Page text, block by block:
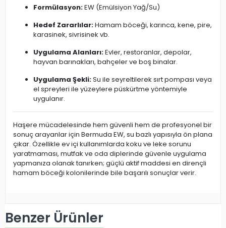
Formülasyon:EW (Emülsiyon Yağ/Su)
Hedef Zararlılar:Hamam böceği, karınca, kene, pire,
karasinek, sivrisinek vb.
Uygulama Alanları:Evler, restoranlar, depolar,
hayvan barınakları, bahçeler ve boş binalar.
Uygulama Şekli:Su ile seyreltilerek sırt pompası veya
el spreyleri ile yüzeylere püskürtme yöntemiyle
uygulanır.
Haşere mücadelesinde hem güvenli hem de profesyonel bir
sonuç arayanlar için Bermuda EW, su bazlı yapısıyla ön plana
çıkar. Özellikle ev içi kullanımlarda koku ve leke sorunu
yaratmaması, mutfak ve oda diplerinde güvenle uygulama
yapmanıza olanak tanırken; güçlü aktif maddesi en dirençli
hamam böceği kolonilerinde bile başarılı sonuçlar verir.
Benzer Ürünler